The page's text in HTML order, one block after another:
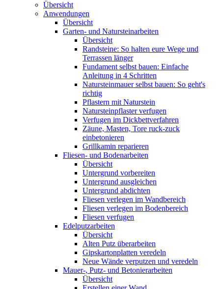
Übersicht
Anwendungen
Übersicht
Garten- und Natursteinarbeiten
Übersicht
Randsteine: So halten eure Wege und
Terrassen länger
Fundament selbst bauen: Einfache
Anleitung in 4 Schritten
Natursteinmauer selbst bauen: So geht's
richtig
Pflastern mit Naturstein
Natursteinpflaster verfugen
Verfugen im Dickbettverfahren
Zäune, Masten, Tore ruck-zuck
einbetonieren
Grillkamin reparieren
Fliesen- und Bodenarbeiten
Übersicht
Untergrund vorbereiten
Untergrund ausgleichen
Untergrund abdichten
Fliesen verlegen im Wandbereich
Fliesen verlegen im Bodenbereich
Fliesen verfugen
Edelputzarbeiten
Übersicht
Alten Putz überarbeiten
Gipskartonplatten veredeln
Neue Wände verputzen und veredeln
Mauer-, Putz- und Betonierarbeiten
Übersicht